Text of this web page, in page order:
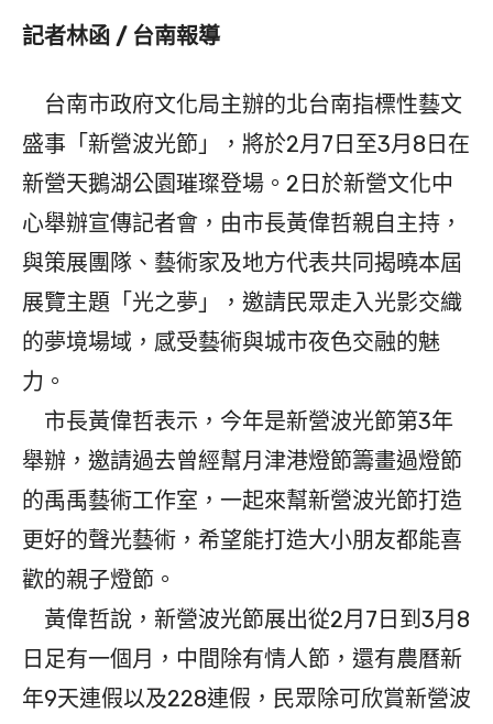
記者林函 / 台南報導
台南市政府文化局主辦的北台南指標性藝文
盛事「新營波光節」，將於2月7日至3月8日在
新營天鵝湖公園璀璨登場。2日於新營文化中
心舉辦宣傳記者會，由市長黃偉哲親自主持，
與策展團隊、藝術家及地方代表共同揭曉本屆
展覽主題「光之夢」，邀請民眾走入光影交織
的夢境場域，感受藝術與城市夜色交融的魅
力。
市長黃偉哲表示，今年是新營波光節第3年
舉辦，邀請過去曾經幫月津港燈節籌畫過燈節
的禹禹藝術工作室，一起來幫新營波光節打造
更好的聲光藝術，希望能打造大小朋友都能喜
歡的親子燈節。
黃偉哲說，新營波光節展出從2月7日到3月8
日足有一個月，中間除有情人節，還有農曆新
年9天連假以及228連假，民眾除可欣賞新營波